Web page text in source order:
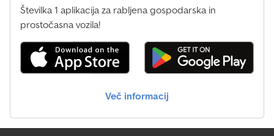
Številka 1 aplikacija za rabljena gospodarska in
prostočasna vozila!
Več informacij